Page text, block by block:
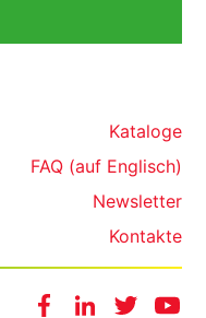
Kataloge
FAQ (auf Englisch)
Newsletter
Kontakte
FacebookInstagram
Twitter